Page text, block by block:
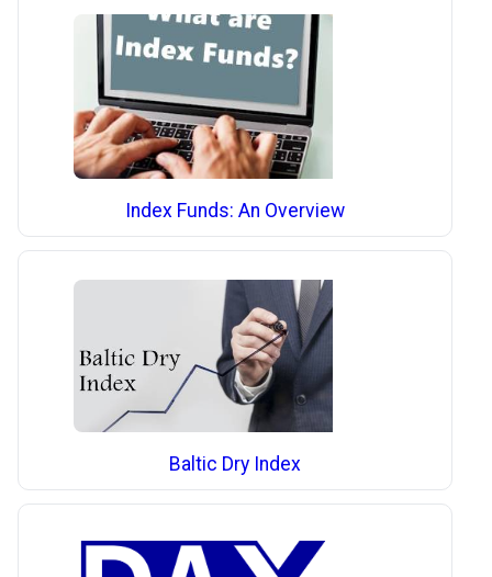
Index Funds: An Overview
Baltic Dry Index